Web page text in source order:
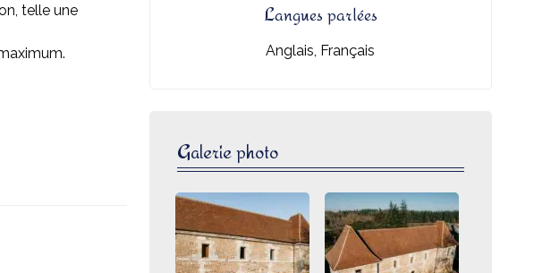
telle une
Langues parlées
Anglais, Français
Galerie photo